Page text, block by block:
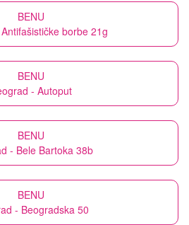
BENU
borbe 21g
BENU
- Autoput
BENU
- Bele Bartoka 38b
BENU
- Beogradska 50